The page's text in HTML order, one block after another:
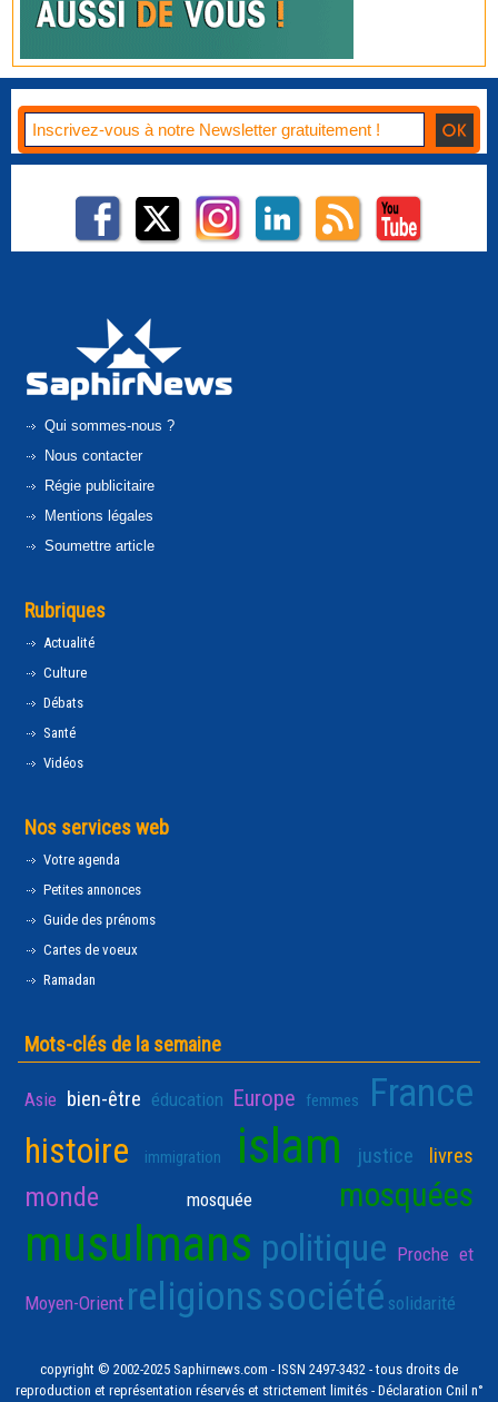
Qui sommes-nous ?
Nous contacter
Régie publicitaire
Mentions légales
Soumettre article
Rubriques
Actualité
Culture
Débats
Santé
Vidéos
Nos services web
Votre agenda
Petites annonces
Guide des prénoms
Cartes de voeux
Ramadan
Mots-clés de la semaine
Asie bien-être éducation Europe femmes France
histoire immigration islam justice livres
monde mosquée mosquées
musulmans politique Proche et
Moyen-Orient religionssociété solidarité
copyright © 2002-2025 Saphirnews.com - ISSN 2497-3432 - tous droits de
reproduction et représentation réservés et strictement limités - Déclaration Cnil n°